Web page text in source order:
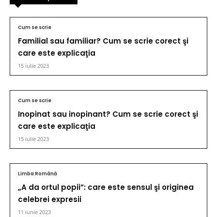
Cum se scrie
Familial sau familiar? Cum se scrie corect şi
care este explicaţia
15 iulie 2023
Cum se scrie
Inopinat sau inopinant? Cum se scrie corect şi
care este explicaţia
15 iulie 2023
Limba Română
„A da ortul popii”: care este sensul şi originea
celebrei expresii
11 iunie 2023